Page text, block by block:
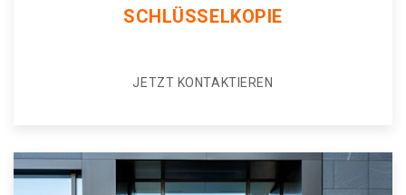
SCHLÜSSELKOPIE
JETZT KONTAKTIEREN